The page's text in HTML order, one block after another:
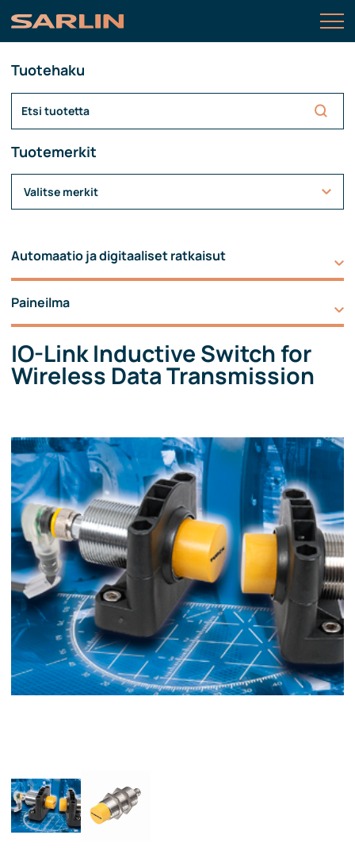
Tuotehaku
Tuotemerkit
Valitse merkit
Automaatio ja digitaaliset ratkaisut
Paineilma
IO-Link Inductive Switch for
Wireless Data Transmission